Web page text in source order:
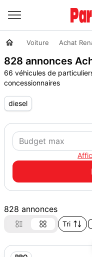
Voiture Achat
828 annonces
66 véhicules de
concessionnaires
diesel
828 annonces
Tri